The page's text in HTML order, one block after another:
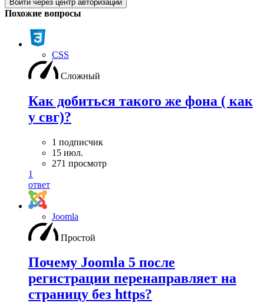
Войти через центр авторизации
Похожие вопросы
CSS
Сложный
Как добиться такого же фона ( как
у свг)?
1 подписчик
15 июл.
271 просмотр
1
ответ
Joomla
Простой
Почему Joomla 5 после
регистрации перенаправляет на
страницу без https?